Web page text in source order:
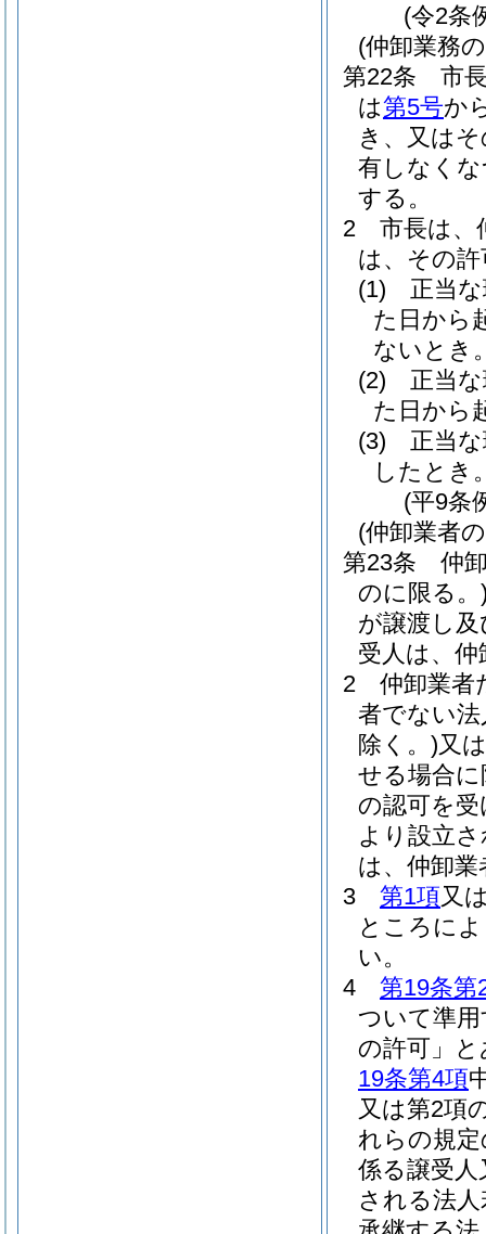
(令2条
(仲卸業務
第22条
市
は第5号か
き、又は
有しなく
する。
2
市長は、
は、その
(1)
正当
た日から
ないとき
(2)
正当
た日から
(3)
正当
したとき
(平9条
(仲卸業者
第23条
仲
のに限る。
が譲渡し
受人は、
2
仲卸業者
者でない
除く。)又
せる場合
の認可を
より設立
は、仲卸
3
第1項又
ところに
い。
4
第19条第
ついて準
の許可」
19条第4項
又は第2項
れらの規
係る譲受
される法